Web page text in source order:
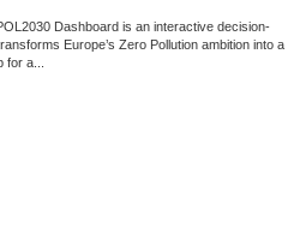
Dashboard is an interactive decision-
Europe’s Zero Pollution ambition into a
a...